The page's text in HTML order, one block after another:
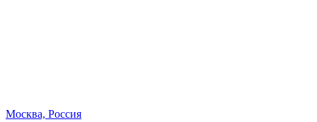
Москва, Россия